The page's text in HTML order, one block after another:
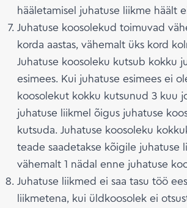
hääletamisel juhatuse liikme häält
Juhatuse koosolekud toimuvad
korda aastas, vähemalt üks kord
Juhatuse koosoleku kutsub kokku
esimees. Kui juhatuse esimees ei
koosolekut kokku kutsunud 3 kuu
juhatuse liikmel õigus juhatuse
kutsuda. Juhatuse koosoleku
teade saadetakse kõigile juhatuse
vähemalt 1 nädal enne juhatuse
Juhatuse liikmed ei saa tasu töö
liikmetena, kui üldkoosolek ei